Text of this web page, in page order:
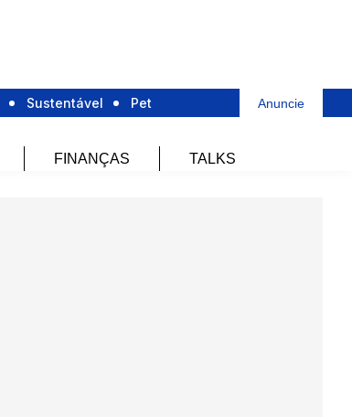
Sustentável Pet Anuncie
FINANÇAS TALKS